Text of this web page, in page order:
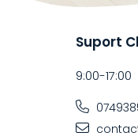
Suport
9:00-17:00